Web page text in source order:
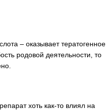
– оказывает тератогенное
родовой деятельности, то
хоть как-то влиял на